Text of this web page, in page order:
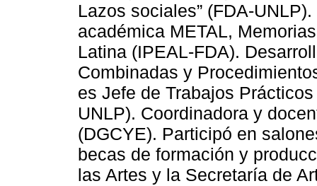
Lazos sociales” (FDA-
académica METAL,
Latina (IPEAL-FDA).
Combinadas y
es Jefe de Trabajos
UNLP). Coordinadora y
(DGCYE). Participó en
becas de formación y
las Artes y la Secretaría de